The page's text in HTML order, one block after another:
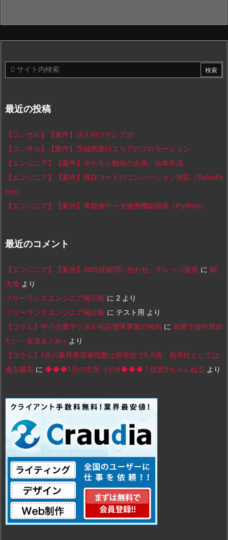
最近の投稿
【コンサル】【案件】法人向けテレアポ
【コンサル】【案件】茨城県鹿行エリアのプロモーション
【エンジニア】【案件】ポケモン動画の企画・台本作成
【エンジニア】【案件】既存コードのコンバージョン対応（SalesFo
rce）
【エンジニア】【案件】車載側データ連携機能開発（Python）
最近のコメント
【エンジニア】【案件】AWS技術問い合わせ、ナレッジ提供 に 鶴
大地 より
フリーランスエンジニア掲示板 に 2 より
フリーランスエンジニア掲示板 に テスト用 より
【コラム】中小企業デジタル化応援隊事業の傾向 に 副業で会社辞め
たい - 金速まとめ+ より
【コラム】1月の案件希望者指数は前年比で5.5倍、前年比としては
過去最高 に ◆◆◆1月の市況 その6◆◆◆ | 投資5ちゃんねる より